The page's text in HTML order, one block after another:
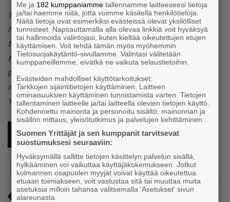
Tehdään yhdessä tulevaisuuden työelämää Etelä-Savoon -
hanke on käynnistynyt tammikuussa 2024. Sen isona
tulevaisuuden tavoitteena on edistää kestävien
työmarkkinoiden rakentumista maakunnassa lisäten näin
paikallisten yritysten elinvoimaa. Hanke toteutetaan
moniammatillisena yhteistyönä, johon Etelä-Savon
Yrittäjien lisäksi osallistuu Kuntoutussäätiö.
ILMOITTAUDU TÄSTÄ MUKAAN
Maksuton
Me ja 182 kumppaniamme tallennamme laitteeseesi tietoja
ja/tai haemme niitä, jotta voimme käsitellä henkilötietoja.
Näitä tietoja ovat esimerkiksi evästeissä olevat yksilölliset
tunnisteet. Napsauttamalla alla olevaa linkkiä voit hyväksyä
tai hallinnoida valintojasi, kuten kieltää oikeutettujen etujen
käyttämisen. Voit tehdä tämän myös myöhemmin
Tietosuojakäytäntö-sivullamme. Valintasi välitetään
kumppaneillemme, eivätkä ne vaikuta selaustietoihin.
Evästeiden mahdolliset käyttötarkoitukset:
Tarkkojen sijaintitietojen käyttäminen. Laitteen
ominaisuuksien käyttäminen tunnistamista varten. Tietojen
tallentaminen laitteelle ja/tai laitteella olevien tietojen käyttö.
Kohdennettu mainonta ja personoitu sisältö, mainonnan ja
sisällön mittaus, yleisötutkimus ja palvelujen kehittäminen .
Suomen Yrittäjät ja sen kumppanit tarvitsevat
suostumuksesi seuraaviin:
Hyväksymällä sallitte tietojen käsittelyn palvelun sisällä,
hylkääminen voi vaikuttaa käyttäjäkokemukseen. Jotkut
kolmannen osapuolen myyjät voivat käyttää oikeutettua
etuaan toimiakseen, voit vastustaa sitä tai muuttaa muita
asetuksia milloin tahansa valitsemalla 'Asetukset' sivun
alareunasta.